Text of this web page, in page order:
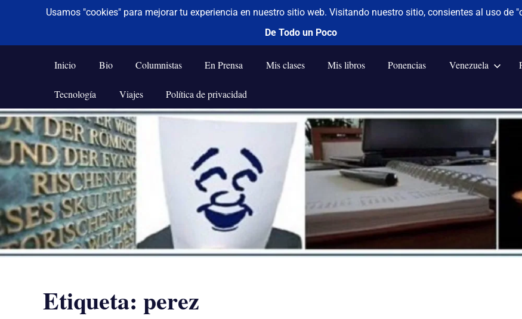
Saltar
al
contenido
De todo un poco
Frases,
Humor,
Tecnología
y
Viajes
Inicio Bio Columnistas En Prensa Mis clases Mis libros Ponencias Venezuela
Tecnología Viajes Política de privacidad
Etiqueta: perez